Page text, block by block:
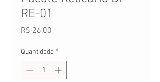
RE-01
R$ 26,00
Quantidade *